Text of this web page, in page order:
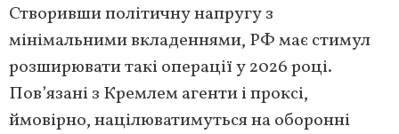
Створивши політичну напругу з
мінімальними вкладеннями, РФ має стимул
розширювати такі операції у 2026 році.
Пов’язані з Кремлем агенти і проксі,
ймовірно, націлюватимуться на оборонні